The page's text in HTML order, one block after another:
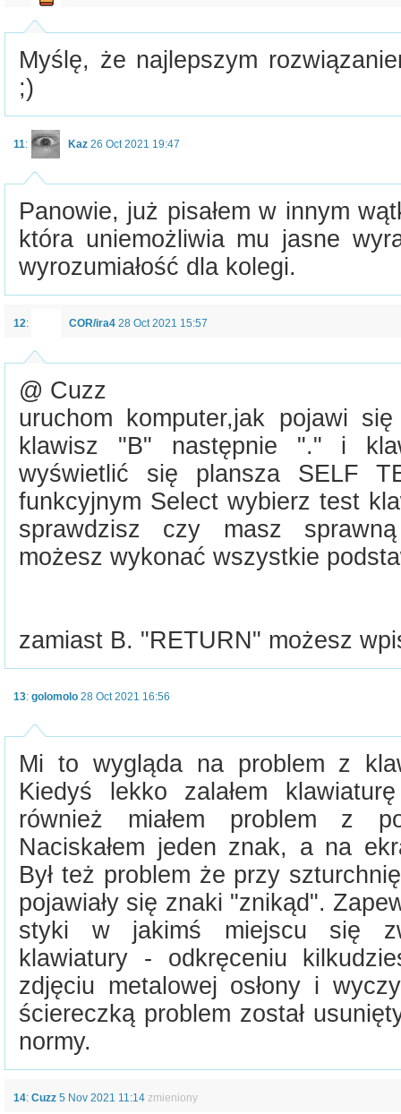
Myślę, że najlepszym
;)
11: Kaz 26 Oct 2021 19:47
Panowie, już pisałem w innym
która uniemożliwia mu jasne
wyrozumiałość dla kolegi.
12: COR/ira4 28 Oct 2021 15:57
@ Cuzz
uruchom komputer,jak pojawi
klawisz "B" następnie "." i
wyświetlić się plansza SELF
funkcyjnym Select wybierz test
sprawdzisz czy masz sprawną
możesz wykonać wszystkie
zamiast B. "RETURN" możesz
13: golomolo 28 Oct 2021 16:56
Mi to wygląda na problem z
Kiedyś lekko zalałem
również miałem problem z
Naciskałem jeden znak, a na
Był też problem że przy
pojawiały się znaki "znikąd".
styki w jakimś miejscu się
klawiatury - odkręceniu
zdjęciu metalowej osłony i
ściereczką problem został
normy.
14: Cuzz 5 Nov 2021 11:14 zmieniony